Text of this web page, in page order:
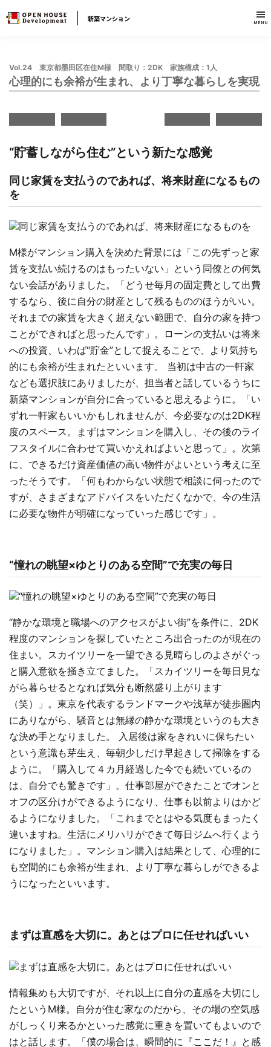
新築マンション MENU
Vol.24 東京都墨田区在住M様 間取り：2DK 家族構成：1人
心理的にも余裕が生まれ、より丁寧な暮らしを実現
“貯蓄しながら住む”という新たな感覚
同じ家賃を支払うのであれば、将来財産になるもの
を
M様がマンション購入を決めた背景には「この先ずっと家
賃を支払い続けるのはもったいない」という同僚との何気
ない会話がありました。「どうせ毎月の固定費として出費
するなら、後に自分の財産として残るもののほうがいい。
それまでの家賃を大きく超えない範囲で、自分の家を持つ
ことができればと思ったんです」。ローンの支払いは将来
への投資、いわば“貯金”として捉えることで、より気持ち
的にも余裕が生まれたといいます。 当初は中古の一軒家
なども選択肢にありましたが、担当者と話しているうちに
新築マンションが自分に合っていると思えるように。「い
ずれ一軒家もいいかもしれませんが、今必要なのは2DK程
度のスペース。まずはマンションを購入し、その後のライ
フスタイルに合わせて買いかえればよいと思って」。次第
に、できるだけ資産価値の高い物件がよいという考えに至
ったそうです。「何もわからない状態で相談に伺ったので
すが、さまざまなアドバイスをいただくなかで、今の生活
に必要な物件が明確になっていった感じです」。
“憧れの眺望×ゆとりのある空間”で充実の毎日
“静かな環境と職場へのアクセスがよい街”を条件に、2DK
程度のマンションを探していたところ出合ったのが現在の
住まい。スカイツリーを一望できる見晴らしのよさがぐっ
と購入意欲を掻き立てました。「スカイツリーを毎日見な
がら暮らせるとなれば気分も断然盛り上がります
（笑）」。東京を代表するランドマークや浅草が徒歩圏内
にありながら、騒音とは無縁の静かな環境というのも大き
な決め手となりました。 入居後は家をきれいに保ちたい
という意識も芽生え、毎朝少しだけ早起きして掃除をする
ように。「購入して４カ月経過した今でも続いているの
は、自分でも驚きです」。仕事部屋ができたことでオンと
オフの区分けができるようになり、仕事も以前よりはかど
るようになりました。「これまでとはやる気度もまったく
違いますね。生活にメリハリができて毎日ジムへ行くよう
になりました」。マンション購入は結果として、心理的に
も空間的にも余裕が生まれ、より丁寧な暮らしができるよ
うになったといいます。
まずは直感を大切に。あとはプロに任せればいい
情報集めも大切ですが、それ以上に自分の直感を大切にし
たというM様。自分が住む家なのだから、その場の空気感
がしっくり来るかといった感覚に重きを置いてもよいので
はと話します。「僕の場合は、瞬間的に『ここだ！』と感